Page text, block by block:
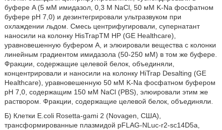
буфере A (5 мМ имидазол, 0,3 M NaCl, 50 мМ K-Na фосфатном
буфере рН 7,0) и дезинтегрировали ультразвуком при
охлаждении льдом. Смесь центрифугировали, супернатант
наносили на колонку HisTrapTM HP (GE Healthcare),
уравновешенную буфером А, и элюировали вещества с колонки
линейным градиентом имидазола (50-250 мМ) в том же буфере.
Фракции, содержащие целевой белок, объединяли,
концентрировали и наносили на колонку HiTrap Desalting (GE
Healthcare), уравновешенную 50 мМ K-Na фосфатном буфером
рН 7,0, содержащим 150 мМ NaCl (PBS), элюировали этим же
раствором. Фракции, содержащие целевой белок, объединяли.
Б) Клетки E.coli Rosetta-gami 2 (Novagen, США),
трансформированные плазмидой pFLAG-NLuc-r2-sc14D5a,